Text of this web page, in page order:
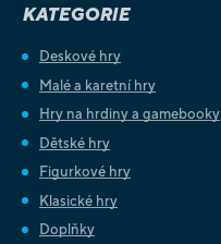
KATEGORIE
Deskové hry
Malé a karetní hry
Hry na hrdiny a gamebooky
Dětské hry
Figurkové hry
Klasické hry
Doplňky